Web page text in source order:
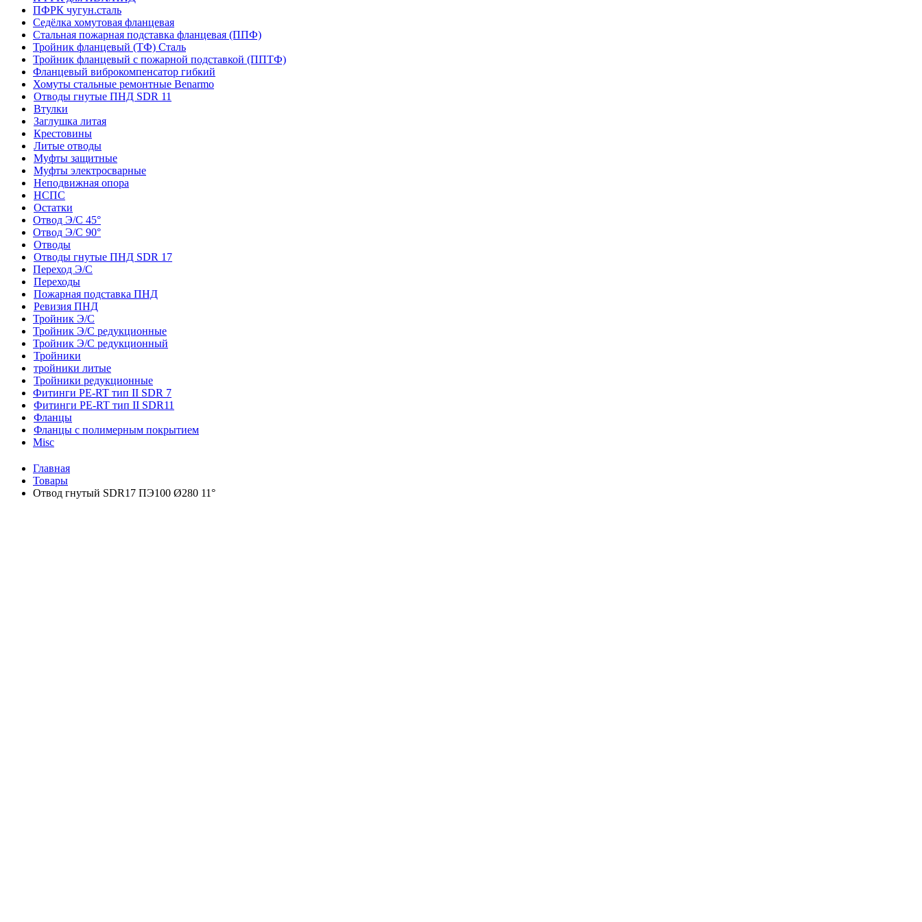
ПФРК чугун.сталь
Седёлка хомутовая фланцевая
Стальная пожарная подставка фланцевая (ППФ)
Тройник фланцевый (ТФ) Сталь
Тройник фланцевый с пожарной подставкой (ППТФ)
Фланцевый виброкомпенсатор гибкий
Хомуты стальные ремонтные Benarmo
Отводы гнутые ПНД SDR 11
Втулки
Заглушка литая
Крестовины
Литые отводы
Муфты защитные
Муфты электросварные
Неподвижная опора
НСПС
Остатки
Отвод Э/С 45°
Отвод Э/С 90°
Отводы
Отводы гнутые ПНД SDR 17
Переход Э/С
Переходы
Пожарная подставка ПНД
Ревизия ПНД
Тройник Э/С
Тройник Э/С редукционные
Тройник Э/С редукционный
Тройники
тройники литые
Тройники редукционные
Фитинги PE-RT тип II SDR 7
Фитинги PE-RT тип II SDR11
Фланцы
Фланцы с полимерным покрытием
Misc
Главная
Товары
Отвод гнутый SDR17 ПЭ100 Ø280 11°